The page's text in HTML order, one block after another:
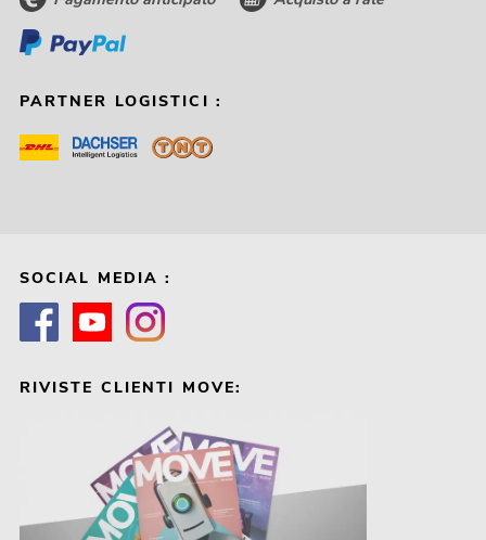
PARTNER LOGISTICI :
SOCIAL MEDIA :
RIVISTE CLIENTI MOVE: